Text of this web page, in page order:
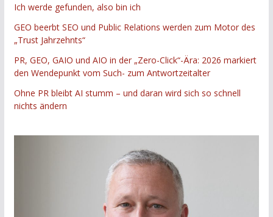
Ich werde gefunden, also bin ich
GEO beerbt SEO und Public Relations werden zum Motor des
„Trust Jahrzehnts“
PR, GEO, GAIO und AIO in der „Zero-Click“-Ära: 2026 markiert
den Wendepunkt vom Such- zum Antwortzeitalter
Ohne PR bleibt AI stumm – und daran wird sich so schnell
nichts ändern